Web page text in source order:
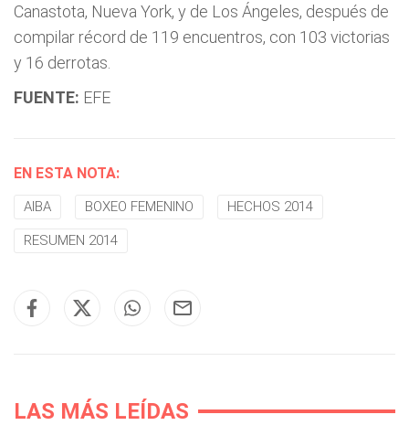
Canastota, Nueva York, y de Los Ángeles, después de
compilar récord de 119 encuentros, con 103 victorias
y 16 derrotas.
FUENTE: EFE
EN ESTA NOTA:
AIBA BOXEO FEMENINO HECHOS 2014
RESUMEN 2014
LAS MÁS LEÍDAS